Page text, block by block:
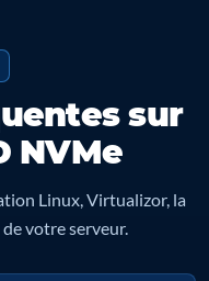
sur
NVMe
Linux, Virtualizor, la
votre serveur.